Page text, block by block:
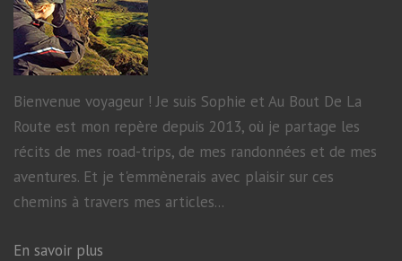
Bienvenue voyageur ! Je suis Sophie et Au Bout De La
Route est mon repère depuis 2013, où je partage les
récits de mes road-trips, de mes randonnées et de mes
aventures. Et je t'emmènerais avec plaisir sur ces
chemins à travers mes articles...
En savoir plus